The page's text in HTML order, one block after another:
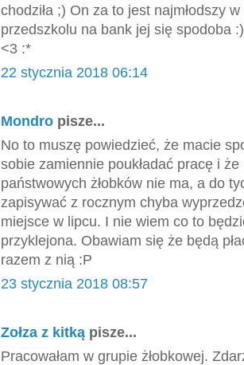
chodziła ;) On za to jest najmłodszy
przedszkolu na bank jej się spodoba
<3 :*
22 stycznia 2018 06:14
Mondro pisze...
No to muszę powiedzieć, że macie
sobie zamiennie poukładać pracę i
państwowych żłobków nie ma, a do
zapisywać z rocznym chyba
miejsce w lipcu. I nie wiem co to
przyklejona. Obawiam się że będą
razem z nią :P
23 stycznia 2018 08:57
Zołza z kitką pisze...
Pracowałam w grupie żłobkowej.